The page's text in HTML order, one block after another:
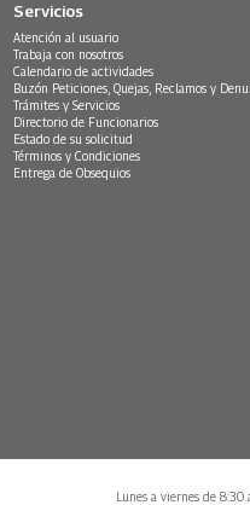
Servicios
Atención al usuario
Trabaja con nosotros
Calendario de actividades
Buzón Peticiones, Quejas, Reclamos y
Trámites y Servicios
Directorio de Funcionarios
Estado de su solicitud
Términos y Condiciones
Entrega de Obsequios
Lunes a viernes de 8:30